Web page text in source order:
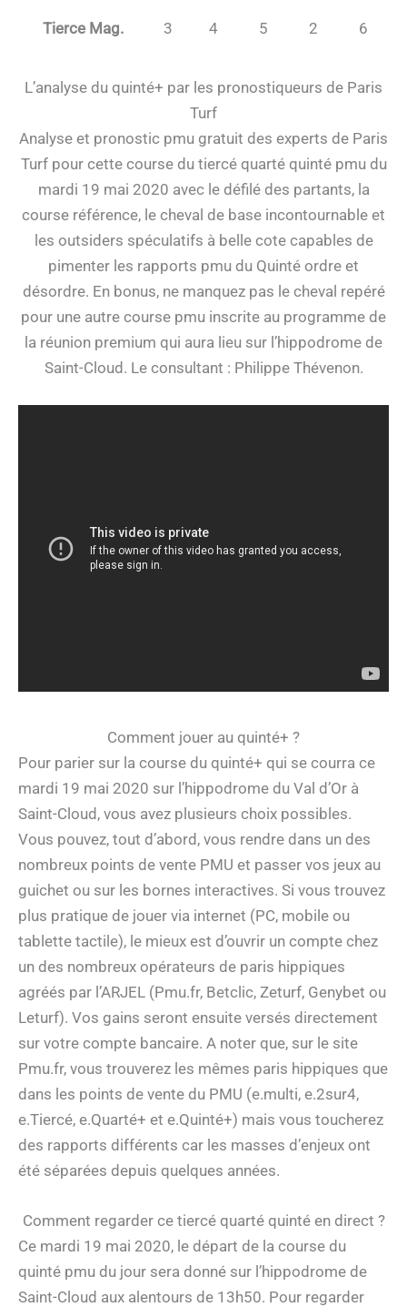
Tierce Mag. 3 4 5 2 6
L’analyse du quinté+ par les pronostiqueurs de Paris
Turf
Analyse et pronostic pmu gratuit des experts de Paris
Turf pour cette course du tiercé quarté quinté pmu du
mardi 19 mai 2020 avec le défilé des partants, la
course référence, le cheval de base incontournable et
les outsiders spéculatifs à belle cote capables de
pimenter les rapports pmu du Quinté ordre et
désordre. En bonus, ne manquez pas le cheval repéré
pour une autre course pmu inscrite au programme de
la réunion premium qui aura lieu sur l’hippodrome de
Saint-Cloud. Le consultant : Philippe Thévenon.
Comment jouer au quinté+ ?
Pour parier sur la course du quinté+ qui se courra ce
mardi 19 mai 2020 sur l’hippodrome du Val d’Or à
Saint-Cloud, vous avez plusieurs choix possibles.
Vous pouvez, tout d’abord, vous rendre dans un des
nombreux points de vente PMU et passer vos jeux au
guichet ou sur les bornes interactives. Si vous trouvez
plus pratique de jouer via internet (PC, mobile ou
tablette tactile), le mieux est d’ouvrir un compte chez
un des nombreux opérateurs de paris hippiques
agréés par l’ARJEL (Pmu.fr, Betclic, Zeturf, Genybet ou
Leturf). Vos gains seront ensuite versés directement
sur votre compte bancaire. A noter que, sur le site
Pmu.fr, vous trouverez les mêmes paris hippiques que
dans les points de vente du PMU (e.multi, e.2sur4,
e.Tiercé, e.Quarté+ et e.Quinté+) mais vous toucherez
des rapports différents car les masses d’enjeux ont
été séparées depuis quelques années.
Comment regarder ce tiercé quarté quinté en direct ?
Ce mardi 19 mai 2020, le départ de la course du
quinté pmu du jour sera donné sur l’hippodrome de
Saint-Cloud aux alentours de 13h50. Pour regarder